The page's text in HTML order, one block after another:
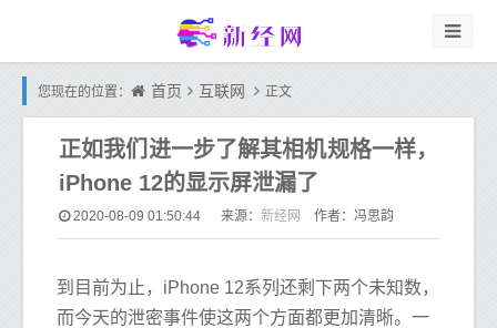
您现在的位置： 首页 互联网 正文
正如我们进一步了解其相机规格一样，
iPhone 12的显示屏泄漏了
2020-08-09 01:50:44 来源： 新经网 作者：冯思韵
到目前为止，iPhone 12系列还剩下两个未知数，
而今天的泄密事件使这两个方面都更加清晰。一